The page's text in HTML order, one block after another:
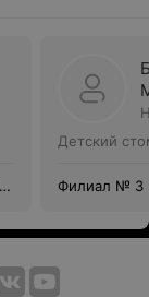
Детский
Филиал № 3